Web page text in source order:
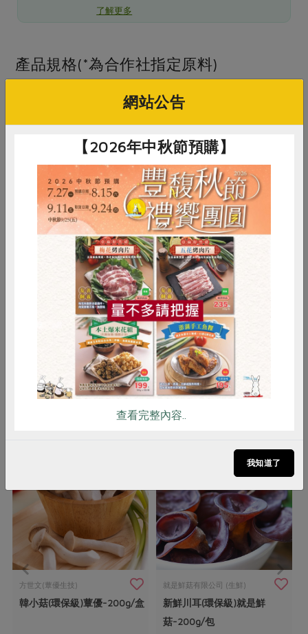
了解更多
產品規格(*為合作社指定原料)
新鮮黑木耳(環保級)彥廷-200g/盒
產地/原產地 台灣
淨重/數量 200g/盒
內容物 黑木耳
保存條件 冷藏
產品說明
環控栽培，新鮮採收。口感脆彈，營
養價值高
無須浸泡，依個人料理方式直接使用
你可能有興趣的產品
方世文(蕈優生技)
韓小菇(環保級)蕈優-200g/盒
就是鮮菇有限公司 (生鮮)
新鮮川耳(環保級)就是鮮
菇-200g/包
RPET 食譜 減硝酸鹽
雞蛋 食安 共同購買
網站公告
【2026年中秋節預購】
查看完整內容..
我知道了